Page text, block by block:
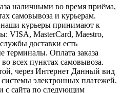
наличными во время приёма,
самовывоза и курьерам.
курьеры принимают к
VISA, MasterCard, Maestro,
доставки есть
терминалы. Оплата заказа
всех пунктах самовывоза.
через Интернет Данный вид
электронных платежей.
сайта по следующим